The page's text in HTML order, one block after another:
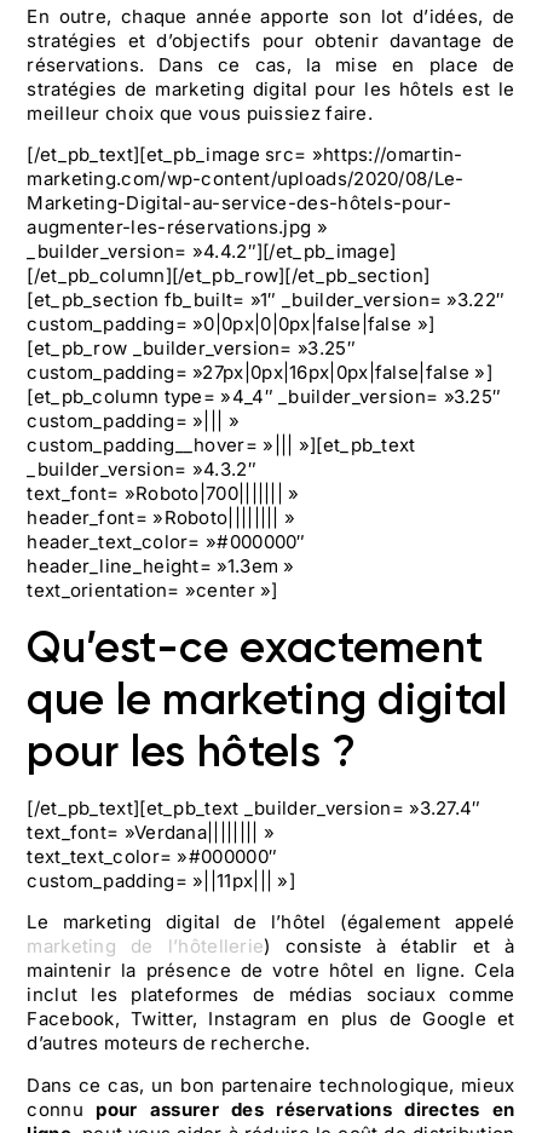
En outre, chaque année apporte son lot d’idées, de
stratégies et d’objectifs pour obtenir davantage de
réservations. Dans ce cas, la mise en place de
stratégies de marketing digital pour les hôtels est le
meilleur choix que vous puissiez faire.
[/et_pb_text][et_pb_image src= »https://omartin-
marketing.com/wp-content/uploads/2020/08/Le-
Marketing-Digital-au-service-des-hôtels-pour-
augmenter-les-réservations.jpg »
_builder_version= »4.4.2″][/et_pb_image]
[/et_pb_column][/et_pb_row][/et_pb_section]
[et_pb_section fb_built= »1″ _builder_version= »3.22″
custom_padding= »0|0px|0|0px|false|false »]
[et_pb_row _builder_version= »3.25″
custom_padding= »27px|0px|16px|0px|false|false »]
[et_pb_column type= »4_4″ _builder_version= »3.25″
custom_padding= »||| »
custom_padding__hover= »||| »][et_pb_text
_builder_version= »4.3.2″
text_font= »Roboto|700||||||| »
header_font= »Roboto|||||||| »
header_text_color= »#000000″
header_line_height= »1.3em »
text_orientation= »center »]
Qu’est-ce exactement
que le marketing digital
pour les hôtels ?
[/et_pb_text][et_pb_text _builder_version= »3.27.4″
text_font= »Verdana|||||||| »
text_text_color= »#000000″
custom_padding= »||11px||| »]
Le marketing digital de l’hôtel (également appelé
marketing de l’hôtellerie) consiste à établir et à
maintenir la présence de votre hôtel en ligne. Cela
inclut les plateformes de médias sociaux comme
Facebook, Twitter, Instagram en plus de Google et
d’autres moteurs de recherche.
Dans ce cas, un bon partenaire technologique, mieux
connu pour assurer des réservations directes en